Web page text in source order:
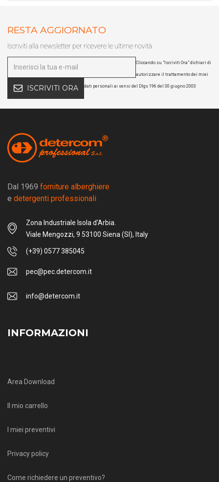
RESTA AGGIORNATO
Iscriviti alla newsletter per ricevere le ultime novità
ISCRIVITI ORA
Cliccando su "Iscriviti Ora" dichiari di
autorizzare il trattamento dei miei
dati personali ai sensi del Dlgs 196 del 30 giugno 2003
Dal 1969 forniture alberghiere
e detergenti professionali
Zona Industriale Isola d'Arbia.
Viale Mengozzi, 9 53100 Siena (SI), Italy
(+39) 0577 385045
pec@pec.detercom.it
info@detercom.it
INFORMAZIONI
Area Download
Il mio carrello
I miei preventivi
Privacy policy
Come richiedere un preventivo?